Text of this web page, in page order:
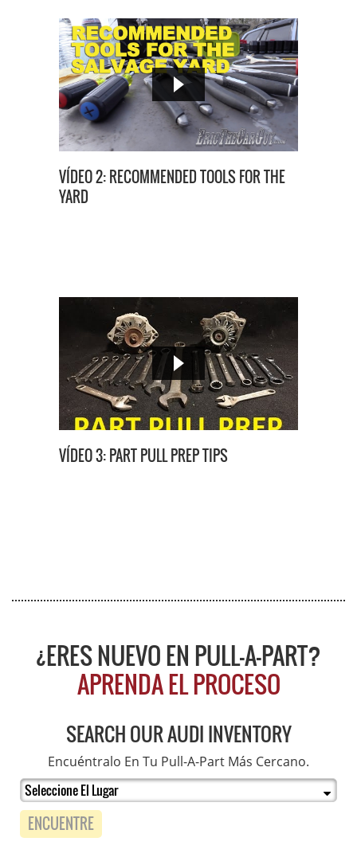
VÍDEO 2: RECOMMENDED TOOLS FOR THE
YARD
VÍDEO 3: PART PULL PREP TIPS
¿ERES NUEVO EN PULL-A-PART?
APRENDA EL PROCESO
SEARCH OUR AUDI INVENTORY
Encuéntralo En Tu Pull-A-Part Más Cercano.
ENCUENTRE